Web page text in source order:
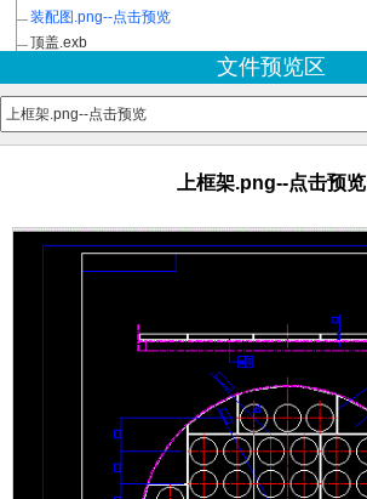
装配图.png--点击预览
顶盖.exb
文件预览区
上框架.png--点击预览